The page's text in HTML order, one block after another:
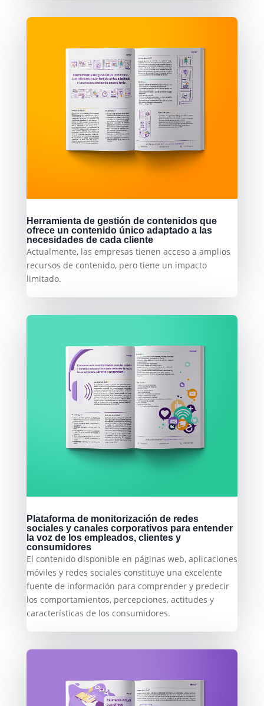
Herramienta de gestión de contenidos que
ofrece un contenido único adaptado a las
necesidades de cada cliente
Actualmente, las empresas tienen acceso a amplios
recursos de contenido, pero tiene un impacto
limitado.
Plataforma de monitorización de redes
sociales y canales corporativos para entender
la voz de los empleados, clientes y
consumidores
El contenido disponible en páginas web, aplicaciones
móviles y redes sociales constituye una excelente
fuente de información para comprender y predecir
los comportamientos, percepciones, actitudes y
características de los consumidores.